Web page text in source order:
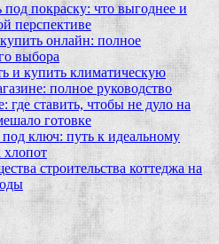
под покраску: что выгоднее и
перспективе
онлайн: полное
выбора
и купить климатическую
полное руководство
где ставить, чтобы не дуло на
готовке
ключ: путь к идеальному
хлопот
строительства коттеджа на